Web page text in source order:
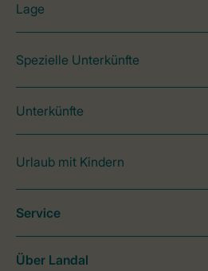
Lage
Spezielle Unterkünfte
Unterkünfte
Urlaub mit Kindern
Service
Über Landal